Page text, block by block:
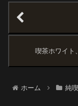
ちらは高知県の「の
う駅からほど近くで発
茶店...
喫茶ホワイト
ホーム 純